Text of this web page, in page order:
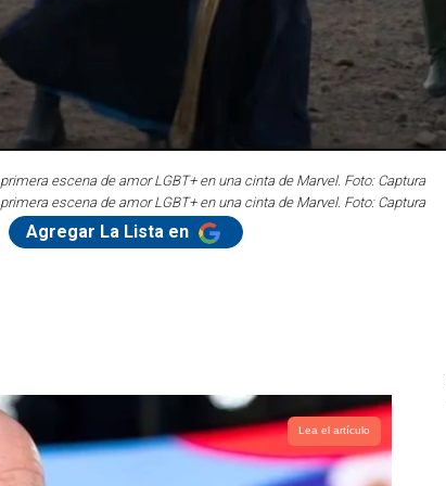
escena de amor LGBT+ en una cinta de Marvel. Foto: Captura
escena de amor LGBT+ en una cinta de Marvel. Foto: Captura
Agregar La Lista en
Lea el artículo